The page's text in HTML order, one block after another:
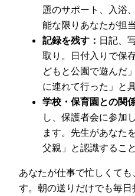
題のサポート、入浴
能な限りあなたが担
記録を残す： 日記、
取り。日付入りで保
どもと公園で遊んだ
に連れて行った」と
学校・保育園との関
し、保護者会に参加
ます。先生があなた
父親」と認識するこ
あなたが仕事で忙しくて
す。朝の送りだけでも毎